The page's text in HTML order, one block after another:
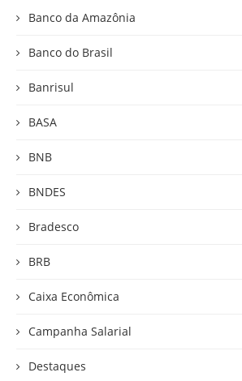
Banco da Amazônia
Banco do Brasil
Banrisul
BASA
BNB
BNDES
Bradesco
BRB
Caixa Econômica
Campanha Salarial
Destaques